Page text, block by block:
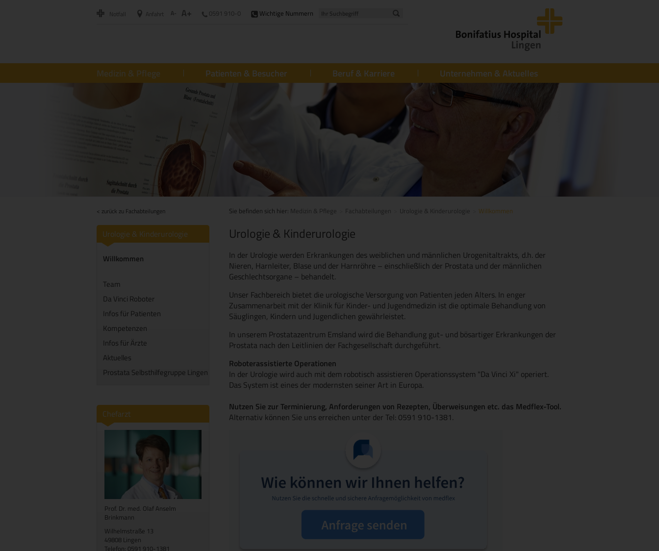
Notfall Anfahrt A- A+ 0591 910-0 Wichtige Nummern
Medizin & Pflege Patienten & Besucher Beruf & Karriere Unternehmen & Aktuelles
Sie befinden sich hier: Medizin & Pflege Fachabteilungen Urologie & Kinderurologie Willkommen
< zurück zu Fachabteilungen
Urologie & Kinderurologie
Willkommen
Team
Da Vinci Roboter
Infos für Patienten
Kompetenzen
Infos für Ärzte
Aktuelles
Prostata Selbsthilfegruppe Lingen
Chefarzt
Prof. Dr. med. Olaf Anselm
Brinkmann
Wilhelmstraße 13
49808 Lingen
Telefon: 0591 910-1381
Urologie & Kinderurologie
In der Urologie werden Erkrankungen des weiblichen und männlichen Urogenitaltrakts, d.h. der
Nieren, Harnleiter, Blase und der Harnröhre – einschließlich der Prostata und der männlichen
Geschlechtsorgane – behandelt.
Unser Fachbereich bietet die urologische Versorgung von Patienten jeden Alters. In enger
Zusammenarbeit mit der Klinik für Kinder- und Jugendmedizin ist die optimale Behandlung von
Säuglingen, Kindern und Jugendlichen gewährleistet.
In unserem Prostatazentrum Emsland wird die Behandlung gut- und bösartiger Erkrankungen der
Prostata nach den Leitlinien der Fachgesellschaft durchgeführt.
Roboterassistierte Operationen
In der Urologie wird auch mit dem robotisch assistieren Operationssystem "Da Vinci Xi" operiert.
Das System ist eines der modernsten seiner Art in Europa.
Nutzen Sie zur Terminierung, Anforderungen von Rezepten, Überweisungen etc. das Medflex-Tool.
Alternativ können Sie uns erreichen unter der Tel: 0591 910-1381.